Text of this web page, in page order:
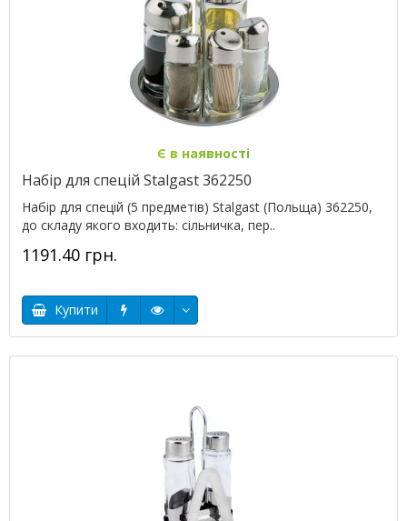
Є в наявності
Набір для спецій Stalgast 362250
Набір для спецій (5 предметів) Stalgast (Польща) 362250,
до складу якого входить: сільничка, пер..
1191.40 грн.
Купити